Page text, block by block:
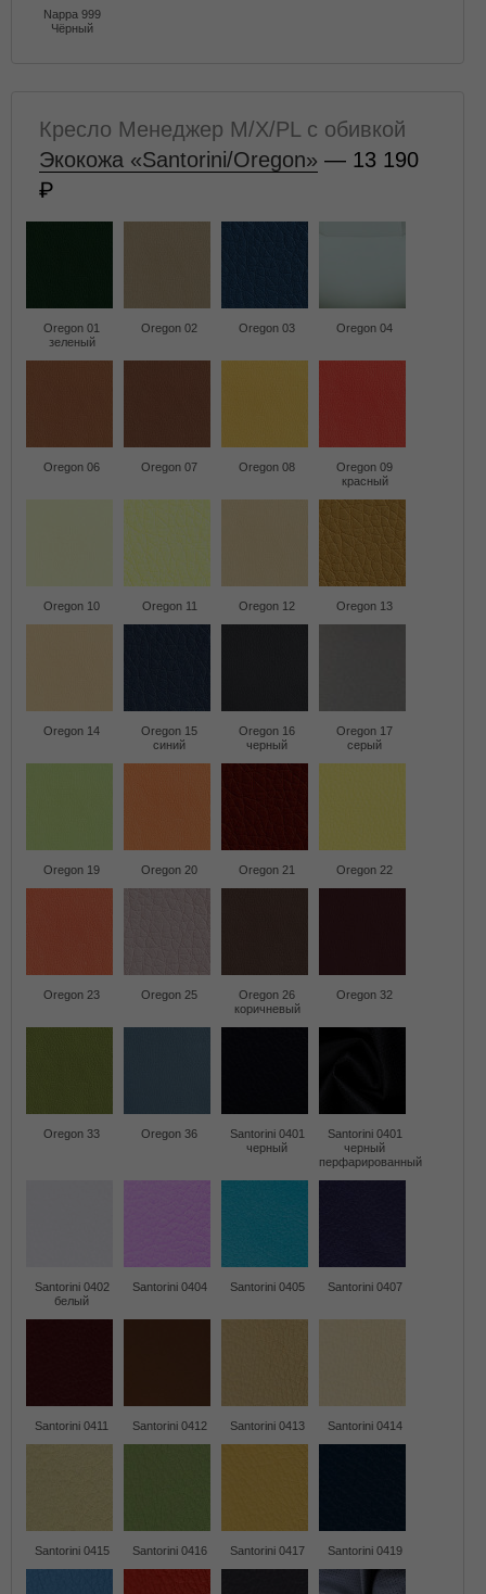
Nappa 999
Чёрный
Кресло Менеджер M/X/PL с обивкой
Экокожа «Santorini/Oregon» — 13 190
Oregon 01
зеленый
Oregon 02 Oregon 03 Oregon 04
Oregon 06 Oregon 07 Oregon 08
Oregon 09
красный
Oregon 10 Oregon 11 Oregon 12 Oregon 13
Oregon 14
Oregon 15
синий
Oregon 16
черный
Oregon 17
серый
Oregon 19 Oregon 20 Oregon 21 Oregon 22
Oregon 23 Oregon 25
Oregon 26
коричневый
Oregon 32
Oregon 33 Oregon 36
Santorini 0401
черный
Santorini 0401
черный
перфарированный
Santorini 0402
белый
Santorini 0404 Santorini 0405 Santorini 0407
Santorini 0411 Santorini 0412 Santorini 0413 Santorini 0414
Santorini 0415 Santorini 0416 Santorini 0417 Santorini 0419